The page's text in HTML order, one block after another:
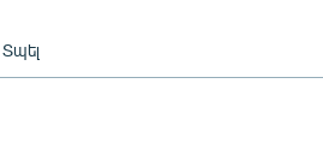
Տպել